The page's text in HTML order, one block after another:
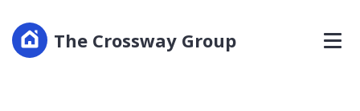
The Crossway Group